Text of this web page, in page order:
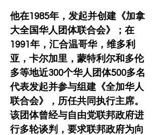
他在1985年，发起并创建《加拿
大全国华人团体联合会》；在
1991年，汇合温哥华，维多利
亚，卡尔加里，蒙特利尔和多伦
多等地近300个华人团体500多名
代表发起并参与组建《全加华人
联合会》，历任共同执行主席。
该团体曾经与自由党联邦政府进
行多轮谈判，要求联邦政府为向